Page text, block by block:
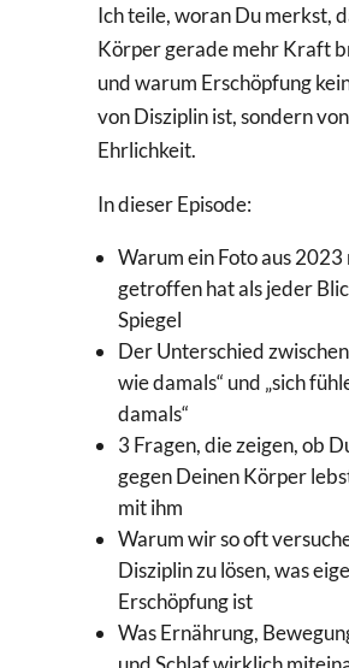
Ich teile, woran Du merkst,
Körper gerade mehr Kraft
und warum Erschöpfung
von Disziplin ist, sondern von
Ehrlichkeit.
In dieser Episode:
Warum ein Foto aus
getroffen hat als jeder
Spiegel
Der Unterschied zwischen
wie damals“ und „sich
damals“
3 Fragen, die zeigen, ob
gegen Deinen Körper
mit ihm
Warum wir so oft
Disziplin zu lösen, was
Erschöpfung ist
Was Ernährung,